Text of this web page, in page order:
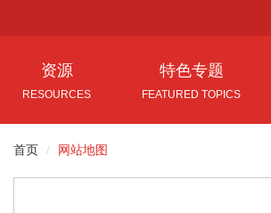
资源
RESOURCES
中国法律文献库
外文法律文献库
特色专题
FEATURED TOPICS
中国审判指导丛书库
首页 网站地图